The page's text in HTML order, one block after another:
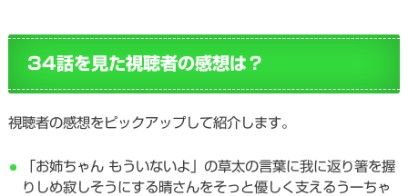
34話を見た視聴者の感想は？
視聴者の感想をピックアップして紹介します。
「お姉ちゃん もういないよ」の草太の言葉に我に返り箸を握
りしめ寂しそうにする晴さんをそっと優しく支えるうーちゃ